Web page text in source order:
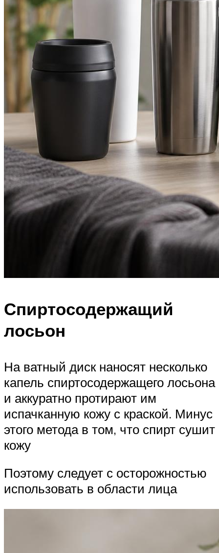
Спиртосодержащий
лосьон
На ватный диск наносят несколько
капель спиртосодержащего лосьона
и аккуратно протирают им
испачканную кожу с краской. Минус
этого метода в том, что спирт сушит
кожу
Поэтому следует с осторожностью
использовать в области лица